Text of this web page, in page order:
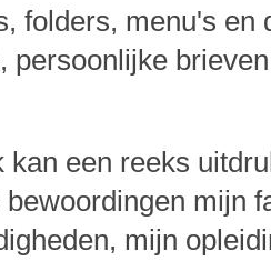
folders, menu's
persoonlijke
kan een reeks
bewoordingen mijn
mijn